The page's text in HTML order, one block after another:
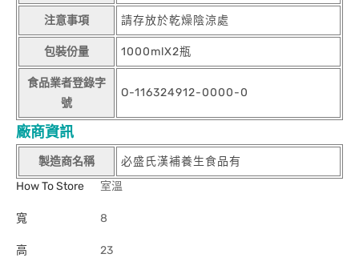
注意事項 請存放於乾燥陰涼處
包裝份量 1000mlX2瓶
食品業者登錄字
號
O-116324912-0000-0
廠商資訊
製造商名稱
必盛氏漢補養生食品有
How To Store
室溫
寬 8
高 23